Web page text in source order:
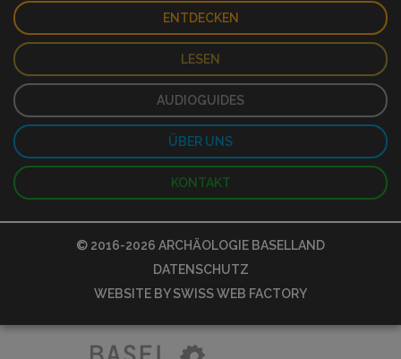
ENTDECKEN
LESEN
AUDIOGUIDES
ÜBER UNS
KONTAKT
© 2016-2026 ARCHÄOLOGIE BASELLAND
DATENSCHUTZ
WEBSITE BYSWISS WEB FACTORY